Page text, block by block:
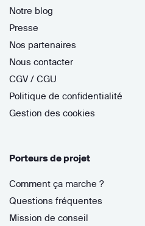
Notre blog
Presse
Nos partenaires
Nous contacter
CGV / CGU
Politique de confidentialité
Gestion des cookies
Porteurs de projet
Comment ça marche ?
Questions fréquentes
Mission de conseil